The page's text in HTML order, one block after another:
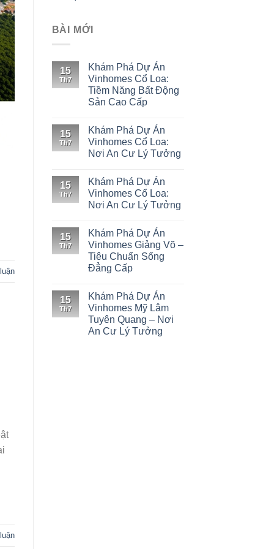
BÀI MỚI
15
Th7
Khám Phá Dự Án
Vinhomes Cổ Loa:
Tiềm Năng Bất Động
Sản Cao Cấp
15
Th7
Khám Phá Dự Án
Vinhomes Cổ Loa:
Nơi An Cư Lý Tưởng
15
Th7
Khám Phá Dự Án
Vinhomes Cổ Loa:
Nơi An Cư Lý Tưởng
15
Th7
Khám Phá Dự Án
Vinhomes Giảng Võ –
Tiêu Chuẩn Sống
Đẳng Cấp
15
Th7
Khám Phá Dự Án
Vinhomes Mỹ Lâm
Tuyên Quang – Nơi
An Cư Lý Tưởng